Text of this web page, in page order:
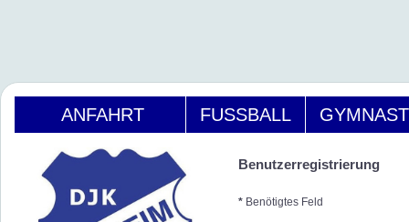
ANFAHRT FUSSBALL
Benutzerregistrierung
* Benötigtes Feld